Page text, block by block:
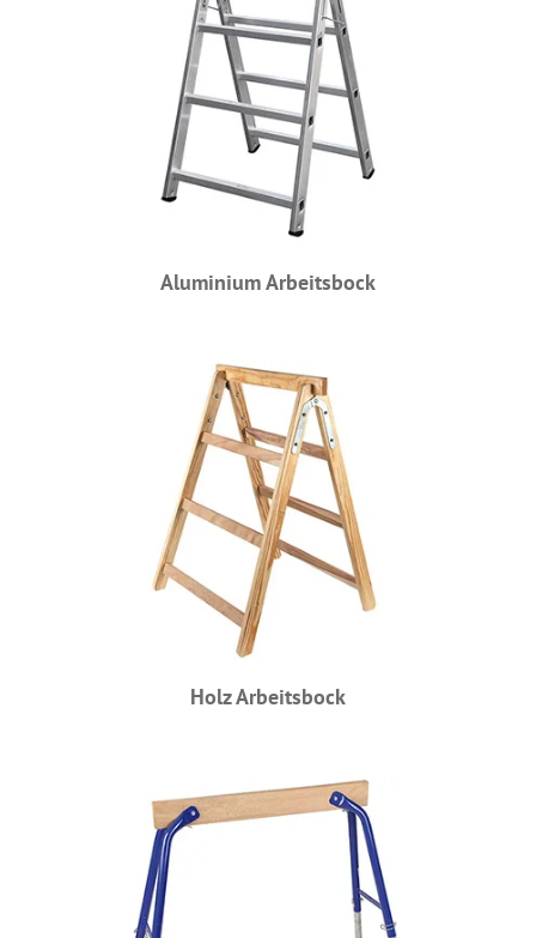
Aluminium Arbeitsbock
Holz Arbeitsbock